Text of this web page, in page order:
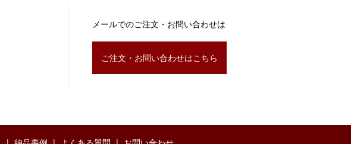
メールでのご注文・お問い合わせは
ご注文・お問い合わせはこちら